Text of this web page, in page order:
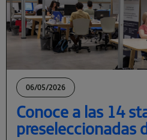
06/05/2026
Conoce a las 14
preseleccionadas